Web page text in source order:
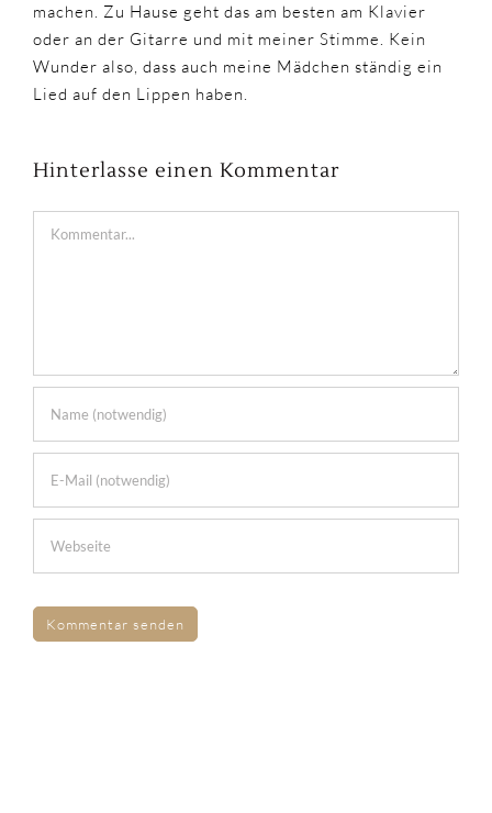
machen. Zu Hause geht das am besten am Klavier
oder an der Gitarre und mit meiner Stimme. Kein
Wunder also, dass auch meine Mädchen ständig ein
Lied auf den Lippen haben.
Hinterlasse einen Kommentar
Kommentar